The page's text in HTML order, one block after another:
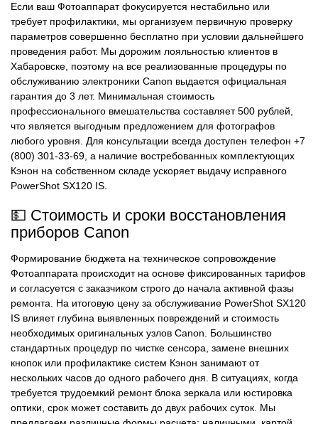
Если ваш Фотоаппарат фокусируется нестабильно или
требует профилактики, мы организуем первичную проверку
параметров совершенно бесплатно при условии дальнейшего
проведения работ. Мы дорожим лояльностью клиентов в
Хабаровске, поэтому на все реализованные процедуры по
обслуживанию электроники Canon выдается официальная
гарантия до 3 лет. Минимальная стоимость
профессионального вмешательства составляет 500 рублей,
что является выгодным предложением для фотографов
любого уровня. Для консультации всегда доступен телефон +7
(800) 301-33-69, а наличие востребованных комплектующих
Кэнон на собственном складе ускоряет выдачу исправного
PowerShot SX120 IS.
💵 Стоимость и сроки восстановления
приборов Canon
Формирование бюджета на техническое сопровождение
Фотоаппарата происходит на основе фиксированных тарифов
и согласуется с заказчиком строго до начала активной фазы
ремонта. На итоговую цену за обслуживание PowerShot SX120
IS влияет глубина выявленных повреждений и стоимость
необходимых оригинальных узлов Canon. Большинство
стандартных процедур по чистке сенсора, замене внешних
кнопок или профилактике систем Кэнон занимают от
нескольких часов до одного рабочего дня. В ситуациях, когда
требуется трудоемкий ремонт блока зеркала или юстировка
оптики, срок может составить до двух рабочих суток. Мы